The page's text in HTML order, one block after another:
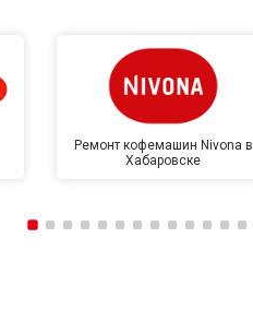
Ремонт кофемашин Nivona в
Хабаровске